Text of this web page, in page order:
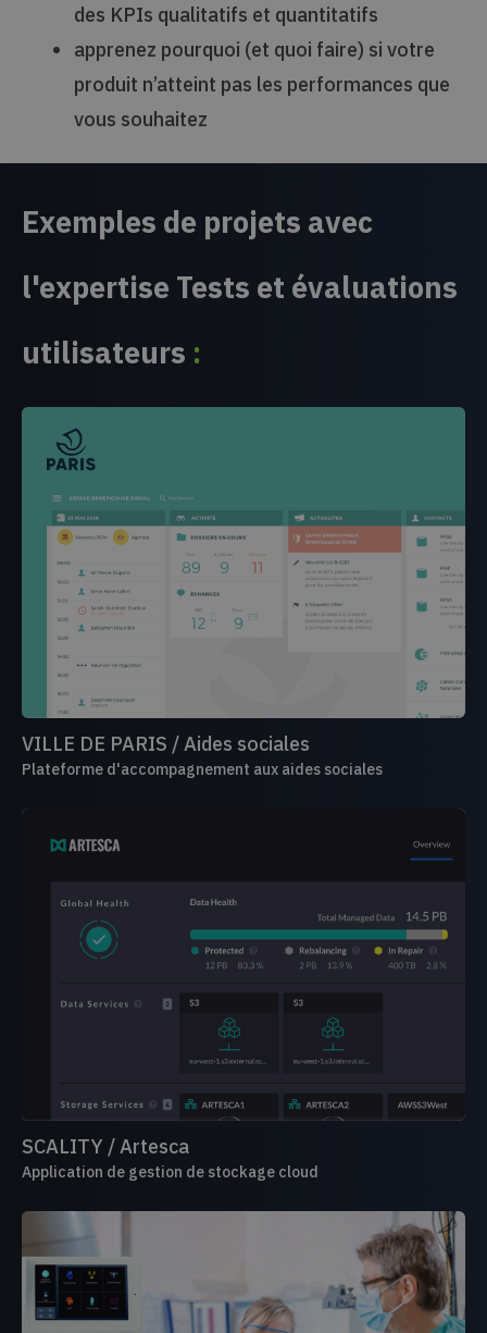
des KPIs qualitatifs et quantitatifs
apprenez pourquoi (et quoi faire) si votre
produit n’atteint pas les performances que
vous souhaitez
Exemples de projets avec
l'expertise Tests et évaluations
utilisateurs :
VILLE DE PARIS / Aides sociales
Plateforme d'accompagnement aux aides sociales
SCALITY / Artesca
Application de gestion de stockage cloud